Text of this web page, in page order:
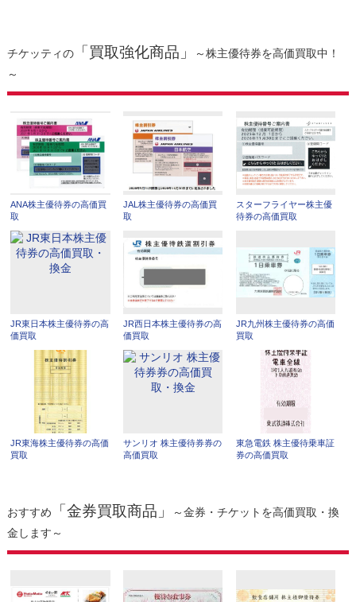
チケッティの「買取強化商品」
～株主優待券を高価買取中！
～
ANA株主優待券の高価買
取
JAL株主優待券の高価買
取
スターフライヤー株主優
待券の高価買取
JR東日本株主優待券の高
価買取
JR西日本株主優待券の高
価買取
JR九州株主優待券の高価
買取
JR東海株主優待券の高価
買取
サンリオ 株主優待券券の
高価買取
東急電鉄 株主優待乗車証
券の高価買取
おすすめ 「金券買取商品」
～金券・チケットを高価買取・換
金します～